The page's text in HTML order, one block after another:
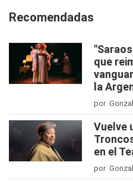
Recomendadas
que
la
por
Vuelve
en el
por